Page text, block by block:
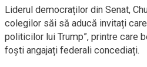
Liderul democraților din Senat,
colegilor săi să aducă invitați
politicilor lui Trump”, printre care
foști angajați federali concediați.